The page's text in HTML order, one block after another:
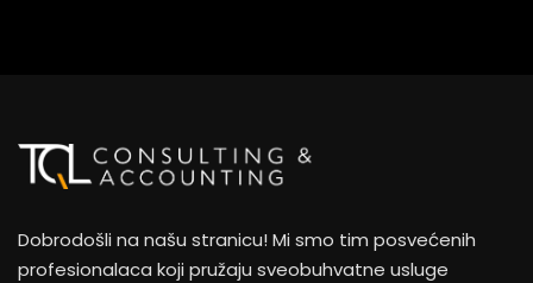
Dobrodošli na našu stranicu! Mi smo tim posvećenih
profesionalaca koji pružaju sveobuhvatne usluge